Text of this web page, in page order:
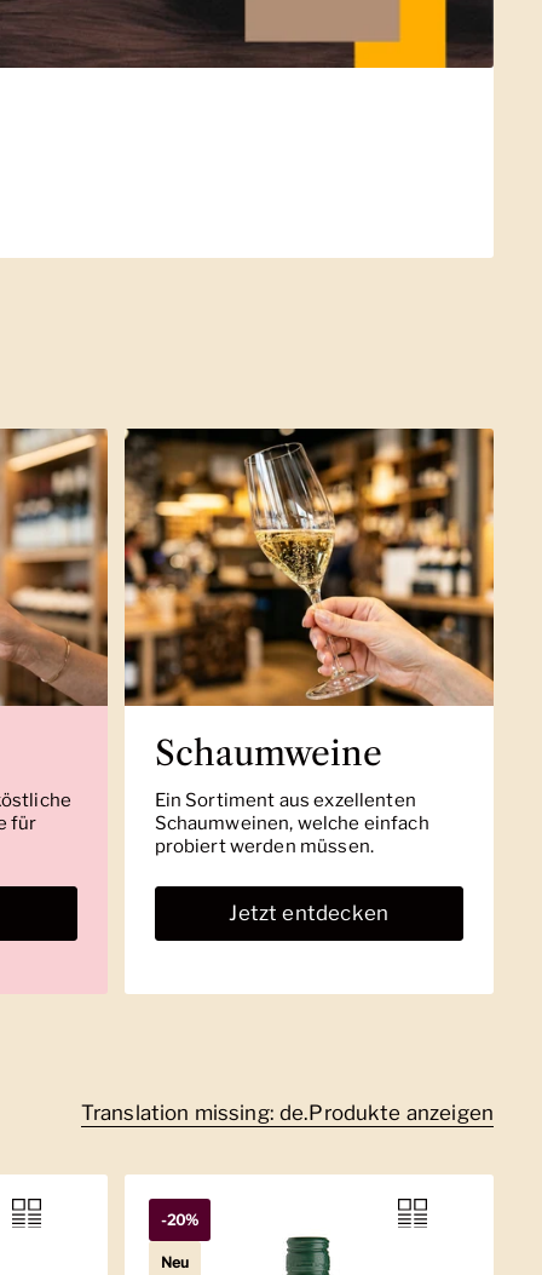
für
Schaumweine
Ein Sortiment aus exzellenten
Schaumweinen, welche einfach
probiert werden müssen.
Jetzt entdecken
Translation missing: de.Produkte anzeigen
-20%
Neu